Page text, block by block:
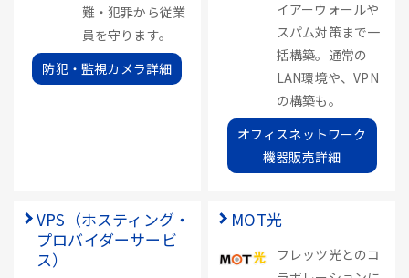
難・犯罪から従業
員を守ります。
防犯・監視カメラ詳細
イアーウォールや
スパム対策まで一
括構築。通常の
LAN環境や、VPN
の構築も。
オフィスネットワーク
機器販売詳細
VPS（ホスティング・
プロバイダーサービ
ス）
MOT光
フレッツ光とのコ